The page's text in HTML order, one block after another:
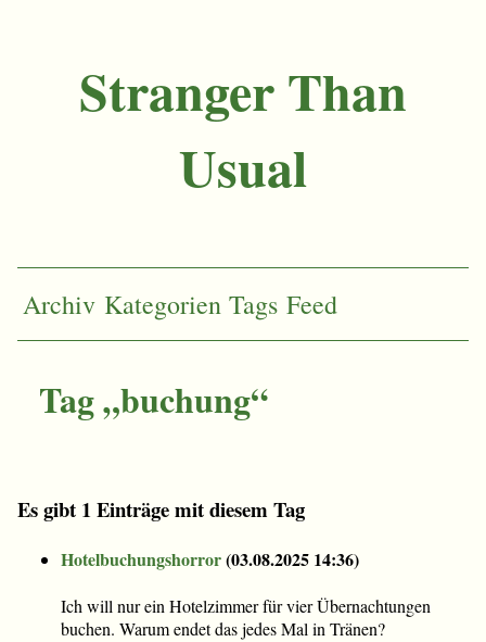
Stranger Than
Usual
Archiv Kategorien Tags Feed
Tag „buchung“
Es gibt 1 Einträge mit diesem Tag
Hotelbuchungshorror(03.08.2025 14:36)
Ich will nur ein Hotelzimmer für vier Übernachtungen
buchen. Warum endet das jedes Mal in Tränen?